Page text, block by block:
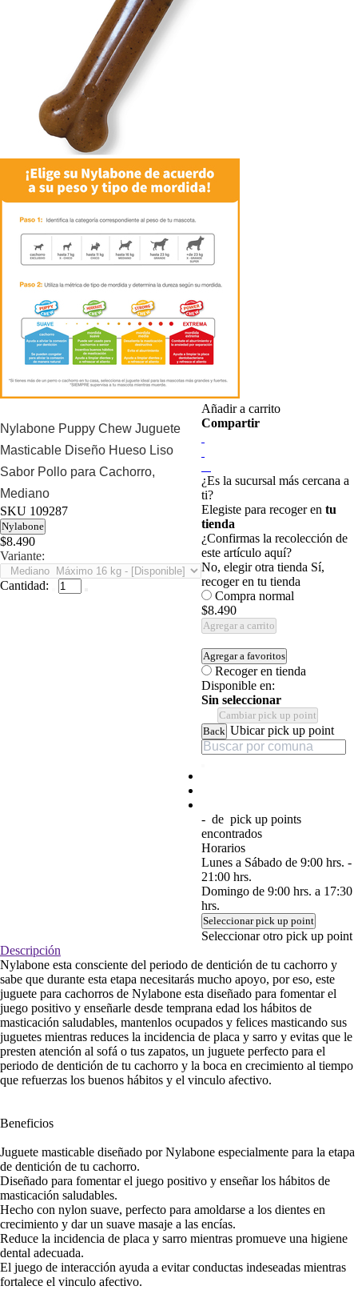
Nylabone Puppy Chew Juguete
Masticable Diseño Hueso Liso
Sabor Pollo para Cachorro,
Mediano
SKU 109287
Nylabone
$8.490
Variante:
Cantidad:
Añadir a carrito
Compartir
¿Es la sucursal más cercana a
ti?
Elegiste para recoger en tu
tienda
¿Confirmas la recolección de
este artículo aquí?
No, elegir otra tienda Sí,
recoger en tu tienda
Compra normal
$8.490
Agregar a carrito
Agregar a favoritos
Recoger en tienda
Disponible en:
Sin seleccionar
Cambiar pick up point
Back Ubicar pick up point
- de pick up points
encontrados
Horarios
Lunes a Sábado de 9:00 hrs. -
21:00 hrs.
Domingo de 9:00 hrs. a 17:30
hrs.
Seleccionar pick up point
Seleccionar otro pick up point
Descripción
Nylabone esta consciente del periodo de dentición de tu cachorro y
sabe que durante esta etapa necesitarás mucho apoyo, por eso, este
juguete para cachorros de Nylabone esta diseñado para fomentar el
juego positivo y enseñarle desde temprana edad los hábitos de
masticación saludables, mantenlos ocupados y felices masticando sus
juguetes mientras reduces la incidencia de placa y sarro y evitas que le
presten atención al sofá o tus zapatos, un juguete perfecto para el
periodo de dentición de tu cachorro y la boca en crecimiento al tiempo
que refuerzas los buenos hábitos y el vinculo afectivo.
Beneficios
Juguete masticable diseñado por Nylabone especialmente para la etapa
de dentición de tu cachorro.
Diseñado para fomentar el juego positivo y enseñar los hábitos de
masticación saludables.
Hecho con nylon suave, perfecto para amoldarse a los dientes en
crecimiento y dar un suave masaje a las encías.
Reduce la incidencia de placa y sarro mientras promueve una higiene
dental adecuada.
El juego de interacción ayuda a evitar conductas indeseadas mientras
fortalece el vinculo afectivo.